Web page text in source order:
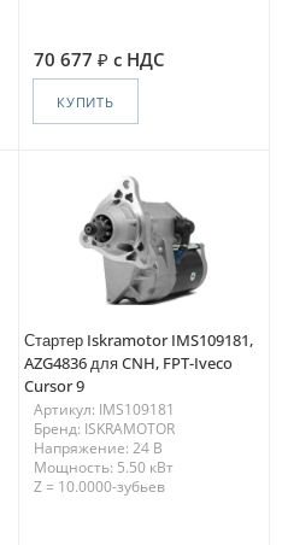
70 677 с НДС
КУПИТЬ
Стартер Iskramotor IMS109181,
AZG4836 для CNH, FPT-Iveco
Cursor 9
Артикул: IMS109181
Бренд: ISKRAMOTOR
Напряжение: 24 В
Мощность: 5.50 кВт
Z = 10.0000-зубьев